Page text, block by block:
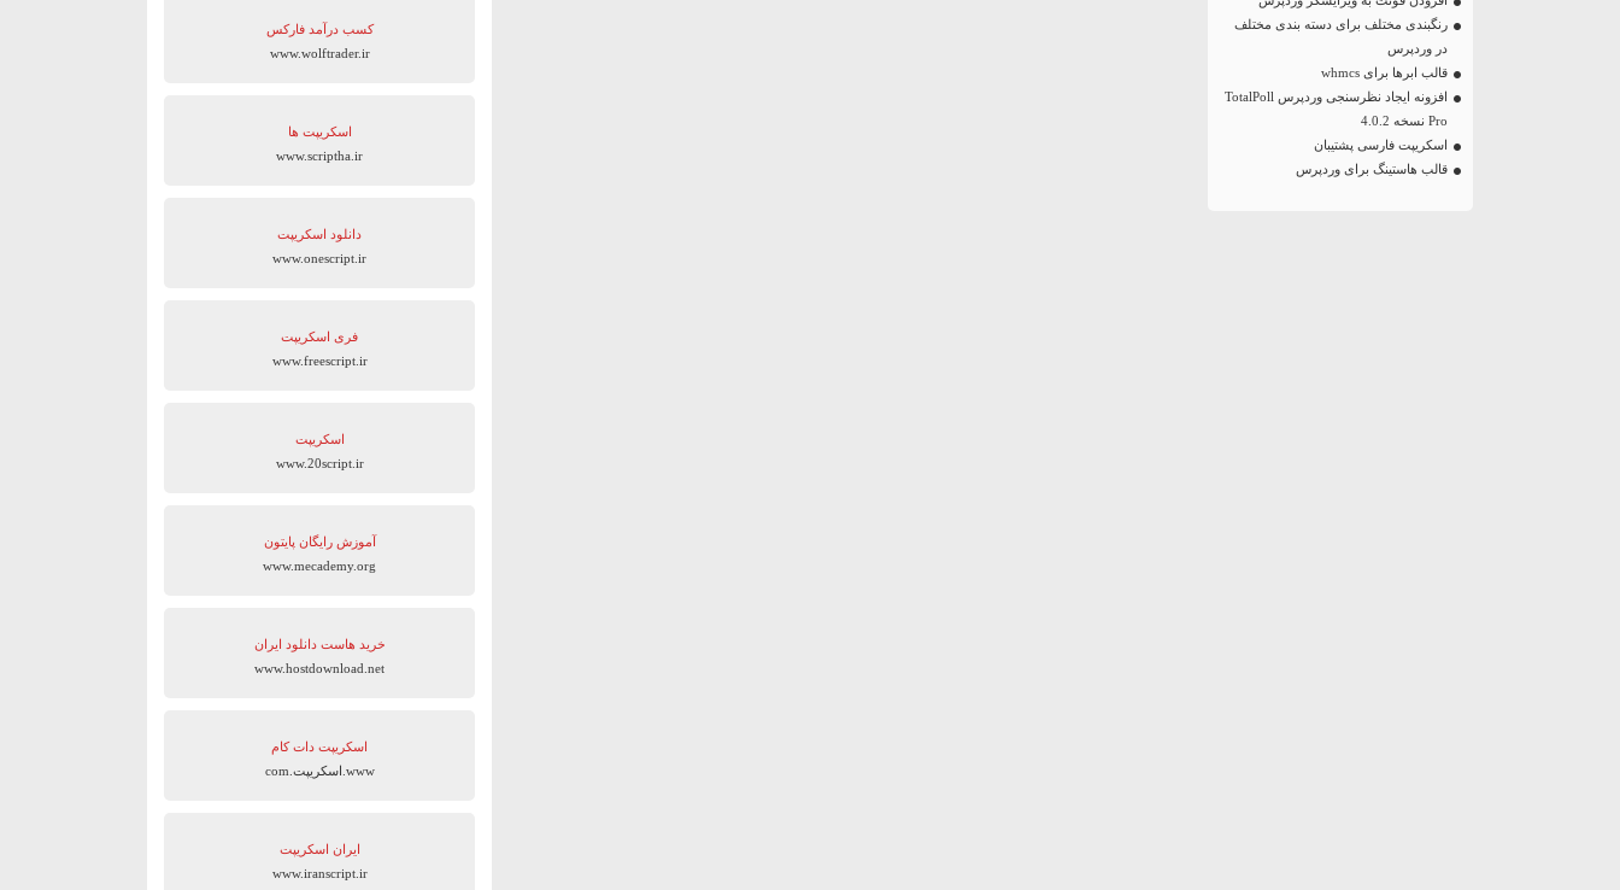
رنگبندی مختلف برای دسته بندی مختلف
در وردپرس
قالب ابرها برای whmcs
افزونه ایجاد نظرسنجی وردپرس TotalPoll
Pro نسخه 4.0.2
اسکریپت فارسی پشتیبان
قالب هاستینگ برای وردپرس
کسب درآمد فارکس
www.wolftrader.ir
اسکریپت ها
www.scriptha.ir
دانلود اسکریپت
www.onescript.ir
فری اسکریپت
www.freescript.ir
اسکریپت
www.20script.ir
آموزش رایگان پایتون
www.mecademy.org
خرید هاست دانلود ایران
www.hostdownload.net
اسکریپت دات کام
www.اسکریپت.com
ایران اسکریپت
www.iranscript.ir